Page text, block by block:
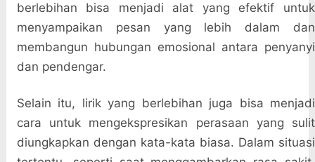
berlebihan bisa menjadi alat yang efektif untuk
menyampaikan pesan yang lebih dalam dan
membangun hubungan emosional antara penyanyi
dan pendengar.
Selain itu, lirik yang berlebihan juga bisa menjadi
cara untuk mengekspresikan perasaan yang sulit
diungkapkan dengan kata-kata biasa. Dalam situasi